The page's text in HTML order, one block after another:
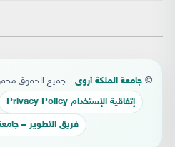
© جامعة الملكة أروى - جميع الحقوق محفوظة
إتفاقية الإستخدام Privacy Policy
فريق التطوير –